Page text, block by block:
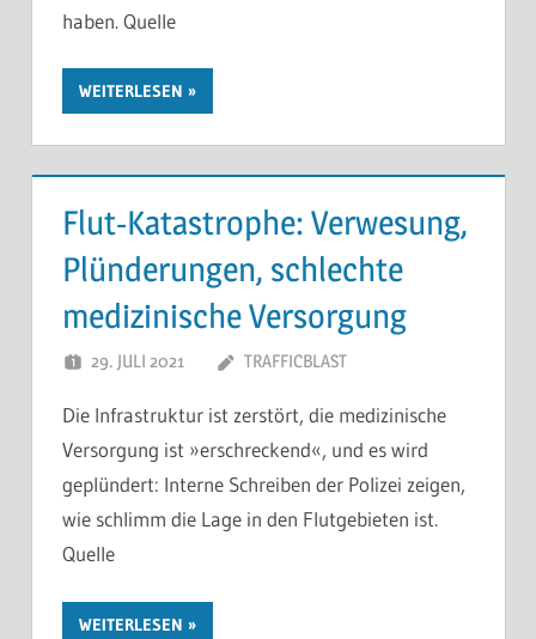
haben. Quelle
WEITERLESEN
Flut-Katastrophe: Verwesung,
Plünderungen, schlechte
medizinische Versorgung
29. JULI 2021 TRAFFICBLAST
Die Infrastruktur ist zerstört, die medizinische
Versorgung ist »erschreckend«, und es wird
geplündert: Interne Schreiben der Polizei zeigen,
wie schlimm die Lage in den Flutgebieten ist.
Quelle
WEITERLESEN